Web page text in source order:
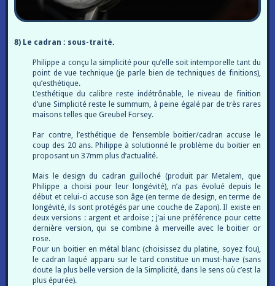
8) Le cadran : sous-traité.
Philippe a conçu la simplicité pour qu’elle soit intemporelle tant du
point de vue technique (je parle bien de techniques de finitions),
qu’esthétique.
L’esthétique du calibre reste indétrônable, le niveau de finition
d’une Simplicité reste le summum, à peine égalé par de très rares
maisons telles que Greubel Forsey.
Par contre, l’esthétique de l’ensemble boitier/cadran accuse le
coup des 20 ans. Philippe à solutionné le problème du boitier en
proposant un 37mm plus d’actualité.
Mais le design du cadran guilloché (produit par Metalem, que
Philippe a choisi pour leur longévité), n’a pas évolué depuis le
début et celui-ci accuse son âge (en terme de design, en terme de
longévité, ils sont protégés par une couche de Zapon). Il existe en
deux versions : argent et ardoise ; j’ai une préférence pour cette
dernière version, qui se combine à merveille avec le boitier or
rose.
Pour un boitier en métal blanc (choisissez du platine, soyez fou),
le cadran laqué apparu sur le tard constitue un must-have (sans
doute la plus belle version de la Simplicité, dans le sens où c’est la
plus épurée).